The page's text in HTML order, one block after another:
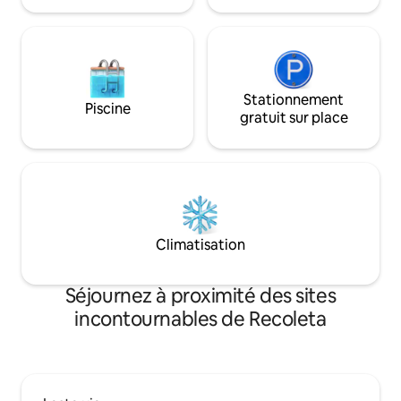
Piscine
Stationnement
gratuit sur place
Climatisation
Séjournez à proximité des sites
incontournables de Recoleta